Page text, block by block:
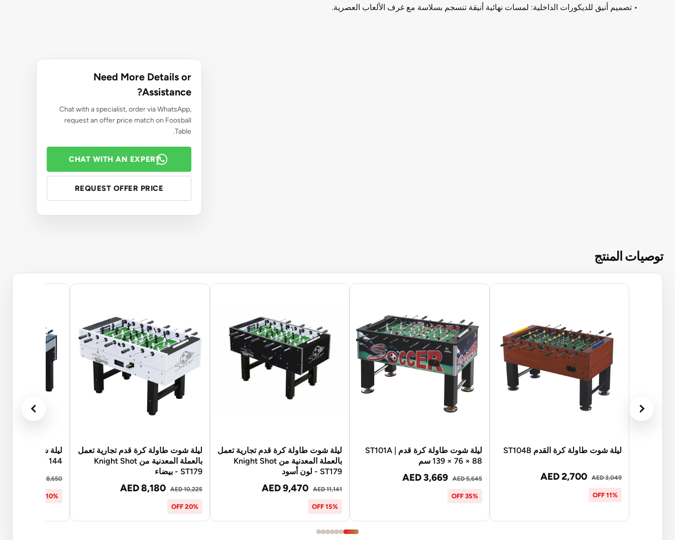
• تصميم أنيق للديكورات الداخلية: لمسات نهائية أنيقة تنسجم بسلاسة مع غرف الألعاب العصرية.
Need More Details or
Assistance?
Chat with a specialist, order via WhatsApp,
request an offer price match on Foosball
Table.
CHAT WITH AN EXPERT
REQUEST OFFER PRICE
توصيات المنتج
ليلة شوت طاولة كرة القدم ST104B
AED 2,700 AED 3,049
11% OFF
ليلة شوت طاولة كرة قدم ST101A |
139 × 76 × 88 سم
AED 3,669 AED 5,645
35% OFF
ليلة شوت طاولة كرة قدم تجارية تعمل
بالعملة المعدنية من Knight Shot
ST179 - لون أسود
AED 9,470 AED 11,141
15% OFF
ليلة شوت طاولة كرة قدم تجارية تعمل
بالعملة المعدنية من Knight Shot
ST179 - بيضاء
AED 8,180 AED 10,225
20% OFF
ليلة شوت طاولة
144 × 75.6 × 90 سم | 108 كلغ
AED 8,650
10% OFF